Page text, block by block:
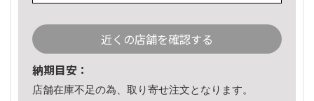
近くの店舗を確認する
納期目安：
店舗在庫不足の為、取り寄せ注文となります。